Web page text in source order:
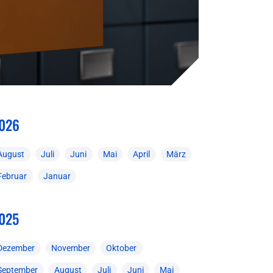
Juli Juni Mai April März
Januar
November Oktober
August Juli Juni Mai